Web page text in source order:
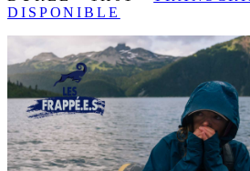
DISPONIBLE